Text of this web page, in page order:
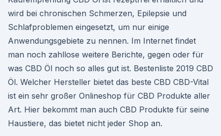
wird bei chronischen Schmerzen, Epilepsie und
Schlafproblemen eingesetzt, um nur einige
Anwendungsgebiete zu nennen. Im Internet findet
man noch zahllose weitere Berichte, gegen oder für
was CBD Öl noch so alles gut ist. Bestenliste 2019 CBD
Öl. Welcher Hersteller bietet das beste CBD CBD-Vital
ist ein sehr großer Onlineshop für CBD Produkte aller
Art. Hier bekommt man auch CBD Produkte für seine
Haustiere, das bietet nicht jeder Shop an.